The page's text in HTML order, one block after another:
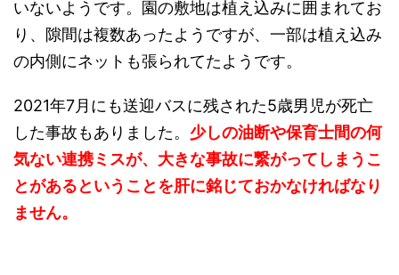
いないようです。園の敷地は植え込みに囲まれてお
り、隙間は複数あったようですが、一部は植え込み
の内側にネットも張られてたようです。
2021年7月にも送迎バスに残された5歳男児が死亡
した事故もありました。 少しの油断や保育士間の何
気ない連携ミスが、大きな事故に繋がってしまうこ
とがあるということを肝に銘じておかなければなり
ません。